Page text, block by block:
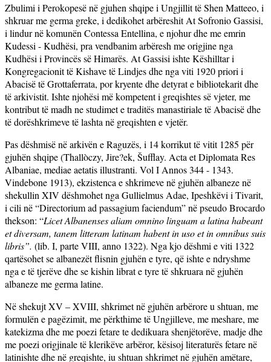
Zbulimi i Perokopesë në gjuhen shqipe i Ungjillit të Shen Matteeo, i
shkruar me germa greke, i dedikohet arbëreshit At Sofronio Gassisi,
i lindur në komunën Contessa Entellina, e njohur dhe me emrin
Kudessi - Kudhësi, pra vendbanim arbëresh me origjine nga
Kudhësi i Provincës së Himarës. At Gassisi ishte Këshilltar i
Kongregacionit të Kishave të Lindjes dhe nga viti 1920 priori i
Abacisë të Grottaferrata, por kryente dhe detyrat e bibliotekarit dhe
të arkivistit. Ishte njohësi më kompetent i greqishtes së vjeter, me
kontribut të madh ne studimet e traditës manastiriale të Abacisë dhe
të dorëshkrimeve të lashta në greqishten e vjetër.
Pas dëshmisë në arkivën e Raguzës, i 14 korrikut të vitit 1285 për
gjuhën shqipe (Thallòczy, Jire?ek, Šufflay. Acta et Diplomata Res
Albaniae, mediae aetatis illustranti. Vol I Annos 344 - 1343.
Vindebone 1913), ekzistenca e shkrimeve në gjuhën albaneze në
shekullin XIV dëshmohet nga Gullielmus Adae, Ipeshkëvi i Tivarit,
i cili në “Directorium ad passagium faciendum” në pseudo Brocardo
thekson: “Licet Albanenses aliam omnino linguam a latina habeant
et diversam, tanem litteram latinam habent in uso et in omnibus suis
libris”. (lib. I, parte VIII, anno 1322). Nga kjo dëshmi e viti 1322
qartësohet se albanezët flisnin gjuhën e tyre, që ishte e ndryshme
nga e të tjerëve dhe se kishin librat e tyre të shkruara në gjuhën
albaneze me germa latine.
Në shekujt XV – XVIII, shkrimet në gjuhën arbërore u shtuan, me
formulën e pagëzimit, me përkthime të Ungjilleve, me meshare, me
katekizma dhe me poezi fetare te dedikuara shenjëtorëve, madje dhe
me poezi origjinale të klerikëve arbëror, kësisoj literaturës fetare në
latinishte dhe në greqishte, iu shtuan shkrimet në gjuhën amëtare,